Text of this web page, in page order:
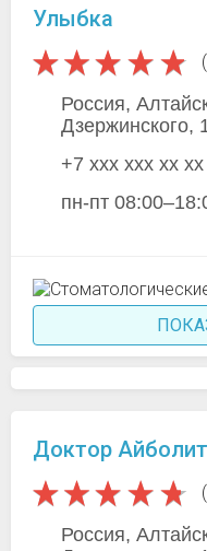
Улыбка
Россия,
Дзержинского,
+7 xxx xxx xx xx
пн-пт
Доктор Айболит
Россия,